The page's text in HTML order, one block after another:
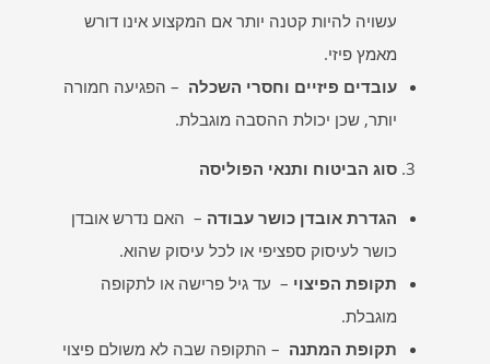
עשויה להיות קטנה יותר אם המקצוע אינו דורש
מאמץ פיזי.
עובדים פיזיים וחסרי השכלה – הפגיעה חמורה
יותר, שכן יכולת ההסבה מוגבלת.
סוג הביטוח ותנאי הפוליסה
הגדרת אובדן כושר עבודה – האם נדרש אובדן
כושר לעיסוק ספציפי או לכל עיסוק שהוא.
תקופת הפיצוי – עד גיל פרישה או לתקופה
מוגבלת.
תקופת המתנה – התקופה שבה לא משולם פיצוי